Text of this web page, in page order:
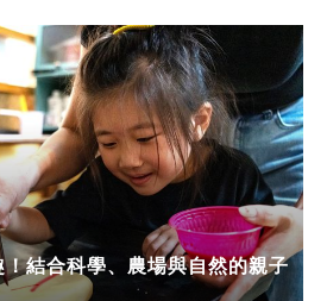
結合科學、農場與自然的親子